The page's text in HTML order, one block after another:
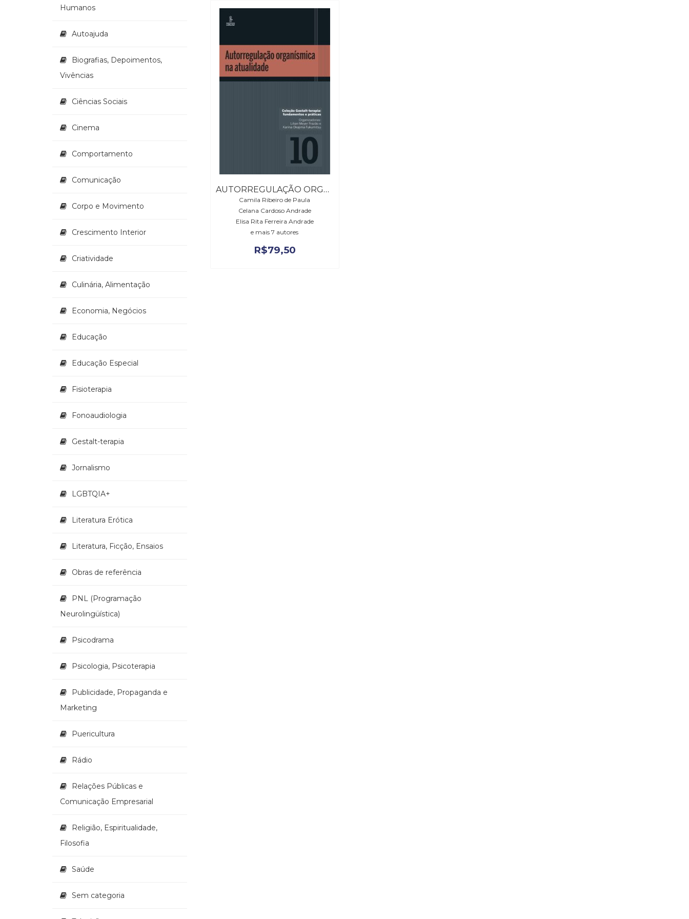
AUTORREGULAÇÃO ORGANÍSMICA NA ATUALIDADE
Camila Ribeiro de Paula
Celana Cardoso Andrade
Elisa Rita Ferreira Andrade
e mais 7 autores
R$79,50
Humanos
Autoajuda
Biografias, Depoimentos,
Vivências
Ciências Sociais
Cinema
Comportamento
Comunicação
Corpo e Movimento
Crescimento Interior
Criatividade
Culinária, Alimentação
Economia, Negócios
Educação
Educação Especial
Fisioterapia
Fonoaudiologia
Gestalt-terapia
Jornalismo
LGBTQIA+
Literatura Erótica
Literatura, Ficção, Ensaios
Obras de referência
PNL (Programação
Neurolingüística)
Psicodrama
Psicologia, Psicoterapia
Publicidade, Propaganda e
Marketing
Puericultura
Rádio
Relações Públicas e
Comunicação Empresarial
Religião, Espiritualidade,
Filosofia
Saúde
Sem categoria